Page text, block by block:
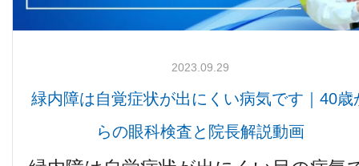
2023.09.29
緑内障は自覚症状が出にくい病気です｜40歳
らの眼科検査と院長解説動画